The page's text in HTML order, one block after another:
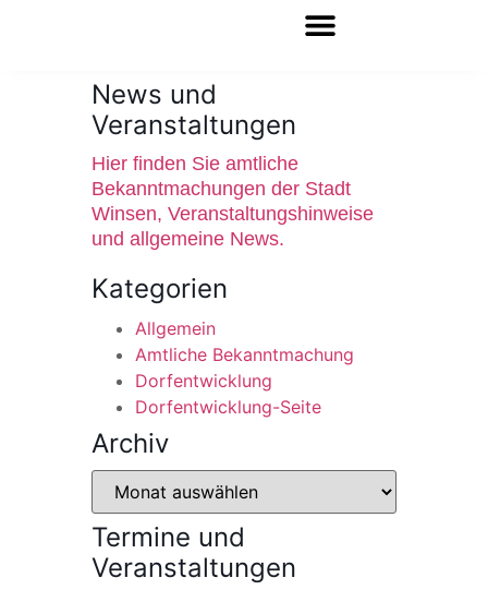
News und
Veranstaltungen
Hier finden Sie amtliche
Bekanntmachungen der Stadt
Winsen, Veranstaltungshinweise
und allgemeine News.
Kategorien
Allgemein
Amtliche Bekanntmachung
Dorfentwicklung
Dorfentwicklung-Seite
Archiv
Termine und
Veranstaltungen